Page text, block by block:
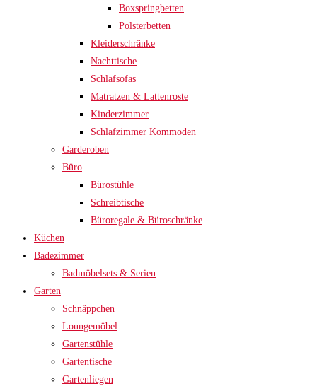
Boxspringbetten
Polsterbetten
Kleiderschränke
Nachttische
Schlafsofas
Matratzen & Lattenroste
Kinderzimmer
Schlafzimmer Kommoden
Garderoben
Büro
Bürostühle
Schreibtische
Büroregale & Büroschränke
Küchen
Badezimmer
Badmöbelsets & Serien
Garten
Schnäppchen
Loungemöbel
Gartenstühle
Gartentische
Gartenliegen